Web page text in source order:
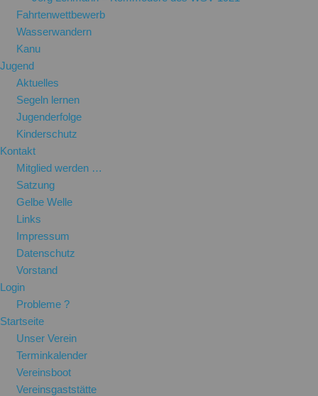
Fahrtenwettbewerb
Wasserwandern
Kanu
Jugend
Aktuelles
Segeln lernen
Jugenderfolge
Kinderschutz
Kontakt
Mitglied werden …
Satzung
Gelbe Welle
Links
Impressum
Datenschutz
Vorstand
Login
Probleme ?
Startseite
Unser Verein
Terminkalender
Vereinsboot
Vereinsgaststätte